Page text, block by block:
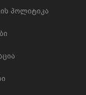
პოლიტიკა